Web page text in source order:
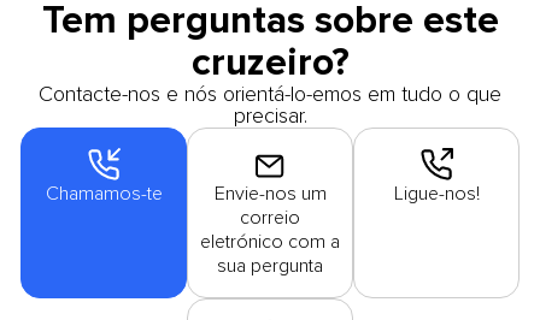
Tem perguntas sobre este
cruzeiro?
Contacte-nos e nós orientá-lo-emos em tudo o que
precisar.
Chamamos-te
Envie-nos um
correio
eletrónico com a
sua pergunta
Ligue-nos!